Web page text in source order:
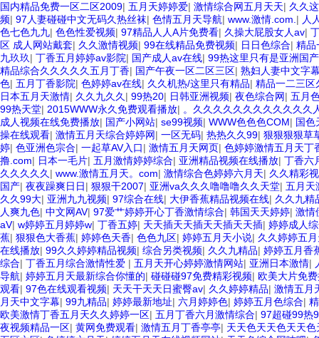
国内精品免费一区二区2009| 五月天婷婷爱| 激情综合网五月天天| 久久
频| 97人妻碰碰中文无码久热丝袜| 色情五月天导航| www.激情.com. | 人
色七色九九| 色色性爱视频| 97精品人人A片免费看| 久操大屁股女人av|
区 成人网站戴套| 久久激情视频| 99在线精品免费视频| 日日色综合| 精品
九玖玖| 丁香五月婷婷av影院| 国产成人av在线| 99热这里只有是亚洲国产
精品综合久久久久久五月丁香| 国产午夜一区二区三区| 熟妇人妻中文字
色| 五月丁香影院| 色婷婷av在线| 久久机热/这里只有精品| 精品一二三区
日本五月天激情| 久久九久久 | 99热20| 日韩亚洲视频| 夜色综合网| 五月
99热天堂| 2015WWW永久免费观看播放| 。久久久久久久久久久久久久
成人视频在线免费播放| 国产小网站| se99视频| WWW色色色COM| 国色
操在线观看| 激情五月天综合婷婷网| 一区无码| 热热久久99| 狠狠狠狠草
婷| 色亚洲色宗合| 一起草AV入口| 激情五月天网页| 色婷婷激情五月天丁
撸.com| 日本一毛片| 五月激情婷婷综合| 亚洲精品视频在线播放| 丁香六
久久久久久 | www.激情五月天。com| 激情综合色婷婷六月天| 久久精彩
国产| 夜夜躁爽日日| 狠狠干2007| 亚洲va久久久噜噜噜久久天堂| 五月天
久久99大| 亚洲九九视频| 97综合在线| 大伊香蕉精品视频在线| 久久九精
人爽九色| 中文网AV| 97爱艹婷婷开心丁香激情综合| 韩国天天婷婷| 激情
aV| w婷婷五月婷婷w| 丁香五婷| 天天插天天插天天插天天插| 婷婷成人
蕉| 狠狠色大香蕉| 婷婷色天香| 色色九区| 婷婷五月天小说| 久久婷婷五
在线播放| 99久久婷婷精品视频| 综合另类视频| 久久九精品| 婷婷五月香
综合| 丁香五月综合激情性爱 | 五月天开心婷婷激情网站| 亚洲日本激情|
导航| 婷婷五月天最新综合你懂的| 碰碰碰97免费精彩视频| 欧美大片免
观看| 97色在线观看视频| 天天干天天日蜜臀av| 久久婷婷精品| 激情五月
月天中文字幕| 99九精品| 婷婷最新地址| 六月婷婷色| 婷婷五月色综合|
欧美激情丁香五月天久久婷婷一区| 五月丁香六月激情综合| 97超碰99热
夜视频精品一区| 黄网免费观看| 激情五月丁香亭亭| 天天色天天色天天